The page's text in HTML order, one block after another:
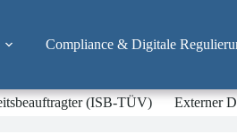
Compliance & Digitale
(ISB-TÜV) Externer